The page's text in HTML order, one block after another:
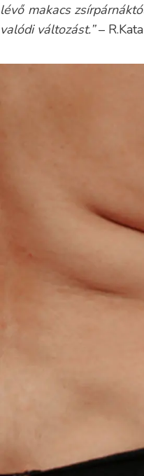
lévő makacs
valódi változást.”–